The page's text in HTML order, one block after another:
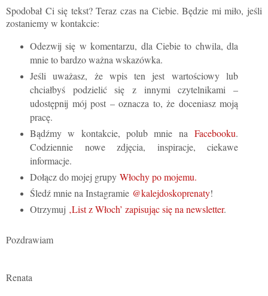
Spodobał Ci się tekst? Teraz czas na Ciebie. Będzie mi miło, jeśli
zostaniemy w kontakcie:
Odezwij się w komentarzu, dla Ciebie to chwila, dla
mnie to bardzo ważna wskazówka.
Jeśli uważasz, że wpis ten jest wartościowy lub
chciałbyś podzielić się z innymi czytelnikami –
udostępnij mój post – oznacza to, że doceniasz moją
pracę.
Bądźmy w kontakcie, polub mnie na Facebooku.
Codziennie nowe zdjęcia, inspiracje, ciekawe
informacje.
Dołącz do mojej grupy Włochy po mojemu.
Śledź mnie na Instagramie @kalejdoskoprenaty!
Otrzymuj ‚List z Włoch’ zapisując się na newsletter.
Pozdrawiam
Renata